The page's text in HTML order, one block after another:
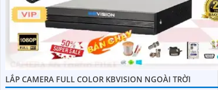
LẮP CAMERA FULL COLOR KBVISION NGOÀI TRỜI